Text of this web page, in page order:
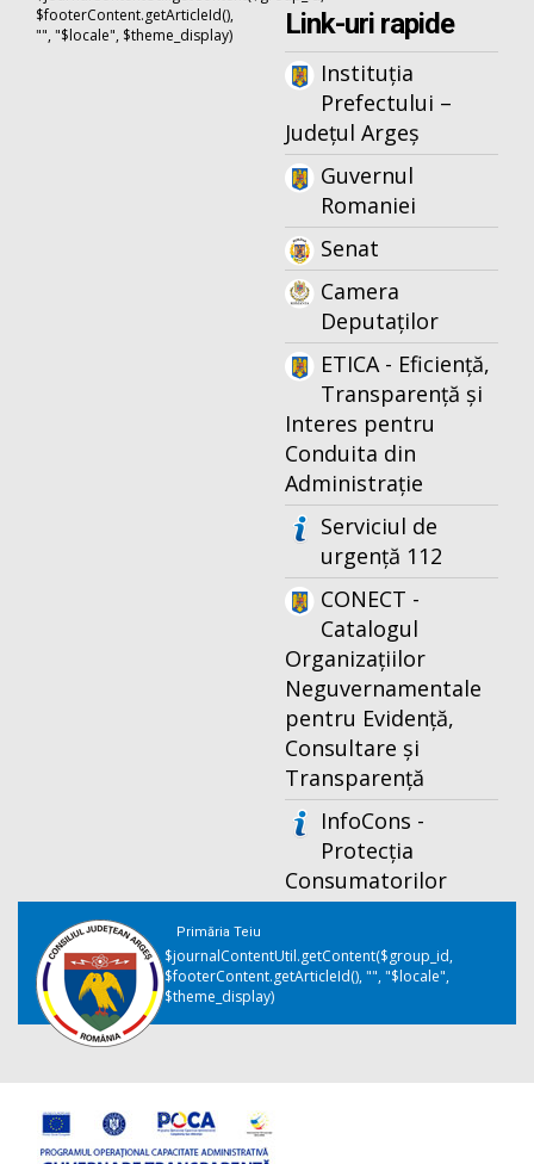
$footerContent.getArticleId(),
"", "$locale", $theme_display)
Link-uri rapide
Instituția
Prefectului –
Județul Argeș
Guvernul
Romaniei
Senat
Camera
Deputaților
ETICA - Eficiență,
Transparență și
Interes pentru
Conduita din
Administrație
Serviciul de
urgență 112
CONECT -
Catalogul
Organizațiilor
Neguvernamentale
pentru Evidență,
Consultare și
Transparență
InfoCons -
Protecția
Consumatorilor
Primăria Teiu
$journalContentUtil.getContent($group_id,
$footerContent.getArticleId(), "", "$locale",
$theme_display)